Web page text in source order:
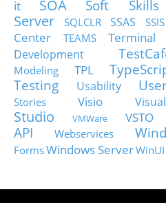
it
SOA Soft Skills
Server
SQLCLR SSAS SSIS
Center
TEAMS Terminal
Development
Modeling
TPL
Testing
Usability
Stories
Visio
Studio
VMWare VSTO
API
Webservices
FormsWindows ServerWinUI